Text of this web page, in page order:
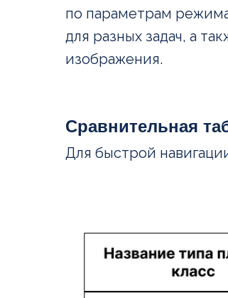
по параметрам
для разных задач, а
изображения.
Сравнительная
Для быстрой